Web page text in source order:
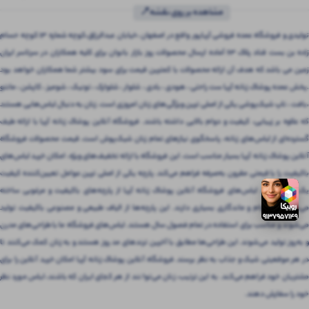
مشاهده بر روی نقشه📍
تولیدی و فروشگاه عمده فروشی آریاپور واقع در اصفهان ،خیابان عبدالرزاق،کوچه شماره ۱۳ کوچه حسام
زاده بن بست قناد پلاک ۶۳ آماده ارسال محصولات روز بازار بانوان برای کلیه همکاران در سرتاسر ایران
زمین می باشد که هدف آن ارائه محصولات با کمترین قیمت برای سود بیشتر شما همکاران خواهد بود
.پخش عمده پوشاک زنانه آریا ست راحتی ، هودی ، بادی ، شلوار ، شلوارک ، تونیک ، شومیز ، کاپشن ، مانتو
،بافت ، تاپ شیک‌پوشی یکی از اصلی ترین ویژگی‌های زنان امروزی است. زنان به دنبال لباس‌هایی هستند
که علاوه بر زیبایی، کیفیت و دوام بالایی داشته باشند. فروشگاه آنلاین پوشاک زنانه آریا با ارائه طیف
گسترده‌ای از لباس‌های زنانه، پاسخگوی نیازهای تمام زنان شیک‌پوش است. قیمت محصولات فروشگاه
آنلاین پوشاک زنانه آریا بسیار مناسب است. این فروشگاه با ارائه تخفیف‌های ویژه، امکان خرید لباس‌های
باکیفیت را با قیمتی مقرون‌ به‌صرفه فراهم می‌کند. پارچه یکی از اصلی ترین عوامل تعیین‌کننده کیفیت
یک لباس است. لباس‌های فروشگاه آنلاین پوشاک زنانه آریا از پارچه‌های باکیفیت و مرغوبی ساخته
می‌شوند که دوام و ماندگاری بسیاری دارند. این پارچه‌ها از الیاف طبیعی و مصنوعی باکیفیت تولید
می‌شوند و مناسب برای استفاده در تمام فصول سال هستند. لباس‌های فروشگاه ما با طراحی‌های مدرن
و به‌روز تولید می‌شوند. این طراحی‌ها مطابق با آخرین ترندهای مد روز هستند و به زنان کمک می‌کنند تا
در هر موقعیتی شیک و جذاب به نظر برسند. فروشگاه آنلاین پوشاک زنانه آریا امکان خرید آنلاین را برای
مشتریان خود فراهم می‌کند. به این ترتیب، زنان می‌توانند از هر کجای ایران که باشند، لباس مورد نظر
خود را سفارش دهند.